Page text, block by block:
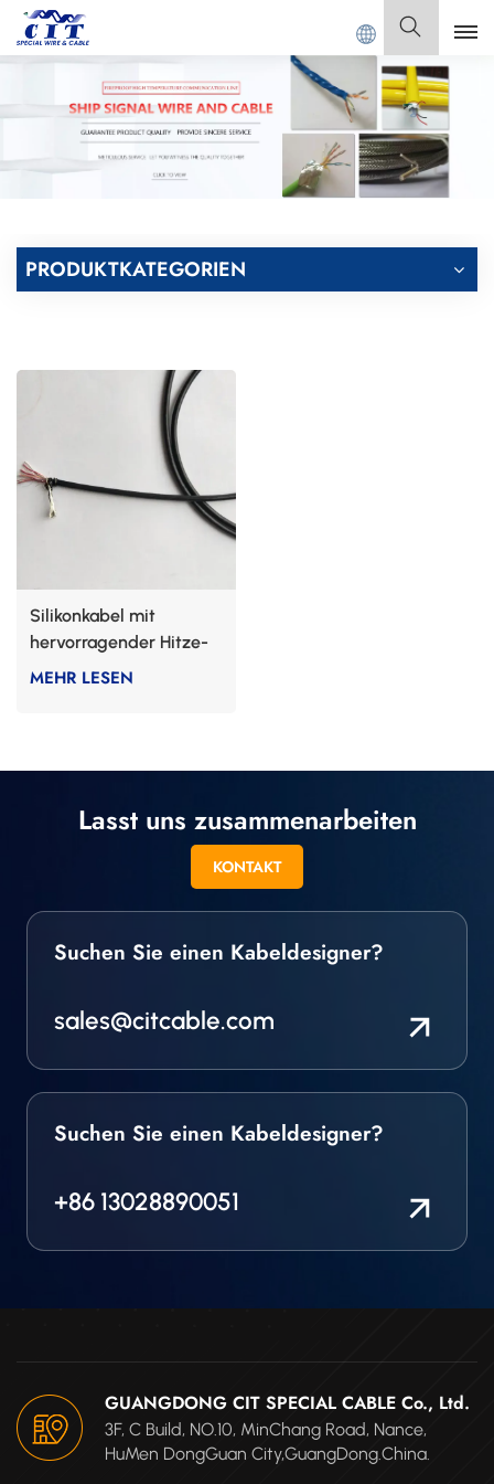
CIT SPECIAL CABLE Co., Ltd. Deutsch
English
Français
Italiano
PRODUKTKATEGORIEN
Silikonkabel mit
hervorragender Hitze-
und Kältebeständigkeit
MEHR LESEN
Lasst uns zusammenarbeiten
KONTAKT
Suchen Sie einen Kabeldesigner?
sales@citcable.com
Suchen Sie einen Kabeldesigner?
+86 13028890051
GUANGDONG CIT SPECIAL CABLE Co., Ltd.
3F, C Build, NO.10, MinChang Road, Nance,
HuMen DongGuan City,GuangDong.China.